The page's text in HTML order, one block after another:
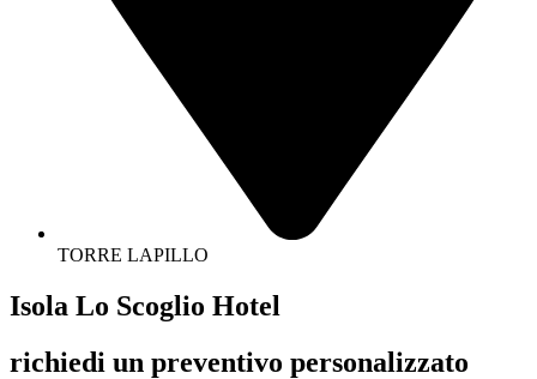
TORRE LAPILLO
Isola Lo Scoglio Hotel
richiedi un preventivo personalizzato